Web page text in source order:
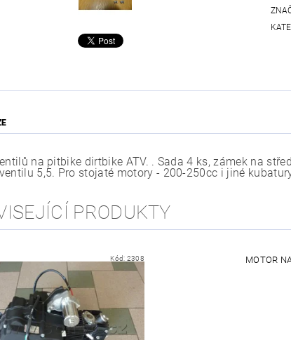
na pitbike dirtbike ATV. . Sada 4 ks, zámek na
5,5. Pro stojaté motory - 200-250cc i jiné
PRODUKTY
Kód: 2308 MOTOR